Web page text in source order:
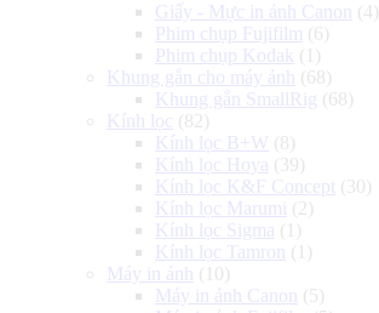
Giấy - Mực in ảnh Canon
(4)
Phim chụp Fujifilm (6)
Phim chụp Kodak (1)
Khung gắn cho máy ảnh
(68)
Khung gắn SmallRig (68)
Kính lọc (82)
Kính lọc B+W (8)
Kính lọc Hoya (39)
Kính lọc K&F Concept (30)
Kính lọc Marumi (2)
Kính lọc Sigma (1)
Kính lọc Tamron
(1)
Máy in ảnh
(10)
Máy in ảnh Canon
(5)